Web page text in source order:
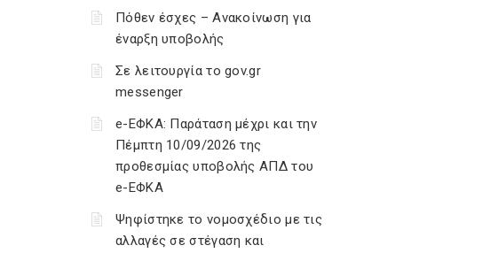
Πόθεν έσχες – Ανακοίνωση για
έναρξη υποβολής
Σε λειτουργία το gov.gr
messenger
e-ΕΦΚΑ: Παράταση μέχρι και την
Πέμπτη 10/09/2026 της
προθεσμίας υποβολής ΑΠΔ του
e-ΕΦΚΑ
Ψηφίστηκε το νομοσχέδιο με τις
αλλαγές σε στέγαση και